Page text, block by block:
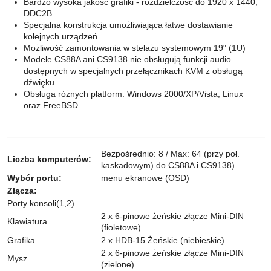
DDC2B
Specjalna konstrukcja umożliwiająca łatwe dostawianie
kolejnych urządzeń
Możliwość zamontowania w stelażu systemowym 19​​" (1U)
Modele CS88A ani CS9138 nie obsługują funkcji audio
dostępnych w specjalnych przełącznikach KVM z obsługą
dźwięku
Obsługa różnych platform: Windows 2000/XP/Vista, Linux
oraz FreeBSD
Liczba komputerów:
Bezpośrednio: 8 / Max: 64 (przy poł.
kaskadowym) do CS88A i CS9138)
Wybór portu:
menu ekranowe (OSD)
Złącza:
Porty konsoli(1,2)
Klawiatura
2 x 6-pinowe żeńskie złącze Mini-DIN
(fioletowe)
Grafika
2 x HDB-15 Żeńskie (niebieskie)
Mysz
2 x 6-pinowe żeńskie złącze Mini-DIN
(zielone)